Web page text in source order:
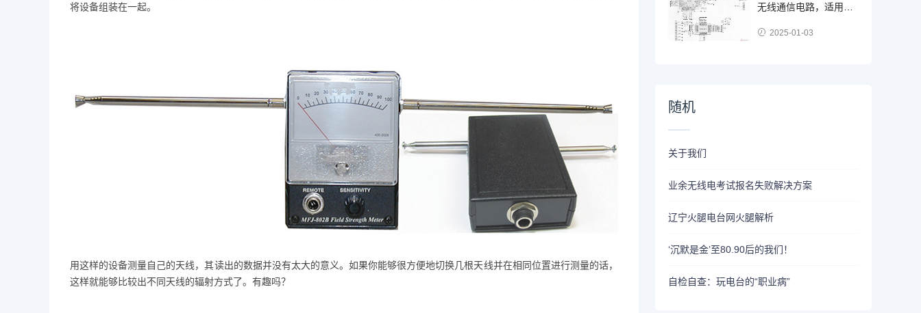
将设备组装在一起。
用这样的设备测量自己的天线，其读出的数据并没有太大的意义。如果你能够很方便地切换几根天线并在相同位置进行测量的话，
这样就能够比较出不同天线的辐射方式了。有趣吗？
无线通信电路，适用于
2025-01-03
随机
关于我们
业余无线电考试报名失败解决方案
辽宁火腿电台网火腿解析
‘沉默是金’至80.90后的我们！
自检自查：玩电台的“职业病”